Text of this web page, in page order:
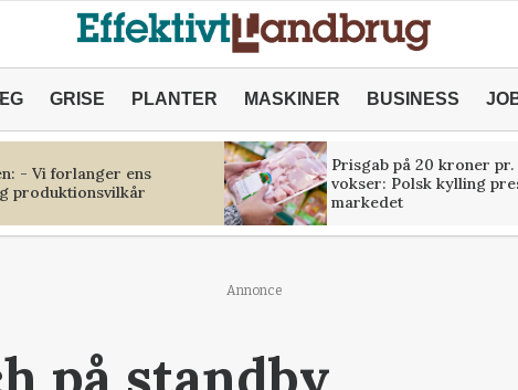
GRISE PLANTER MASKINER BUSINESS
- Vi forlanger ens
produktionsvilkår
Prisgab på 20 kroner pr.
vokser: Polsk kylling
markedet
Annonce